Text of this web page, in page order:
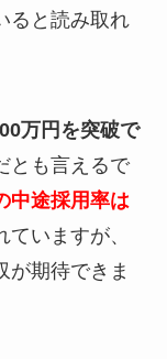
ると読み取れ
万円を突破で
とも言えるで
中途採用率は
いますが、
が期待できま